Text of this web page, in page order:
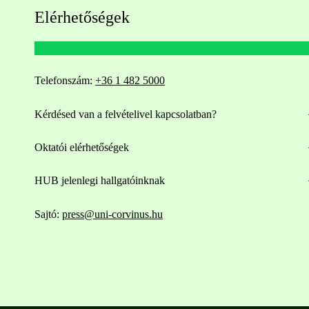
Elérhetőségek
Telefonszám: +36 1 482 5000
Kérdésed van a felvételivel kapcsolatban?
Oktatói elérhetőségek
HUB jelenlegi hallgatóinknak
Sajtó: press@uni-corvinus.hu